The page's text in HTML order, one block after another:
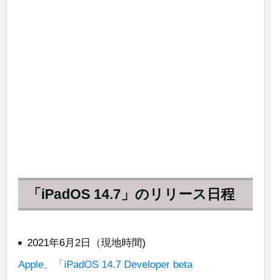
「iPadOS 14.7」のリリース日程
2021年6月2日（現地時間)
Apple、「iPadOS 14.7 Developer beta